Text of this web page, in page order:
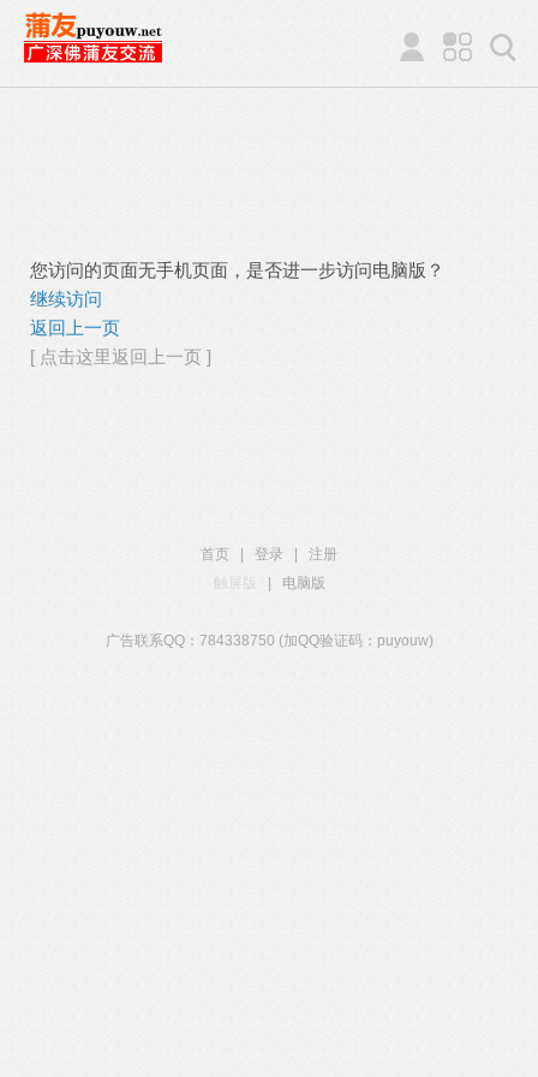
您访问的页面无手机页面，是否进一步访问电脑版？
继续访问
返回上一页
[ 点击这里返回上一页 ]
首页 登录
注册
触屏版
电脑版
广告联系QQ：784338750 (加QQ验证码：puyouw)